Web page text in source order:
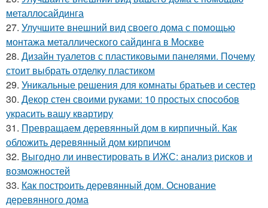
металлосайдинга
27. Улучшите внешний вид своего дома с помощью
монтажа металлического сайдинга в Москве
28. Дизайн туалетов с пластиковыми панелями. Почему
стоит выбрать отделку пластиком
29. Уникальные решения для комнаты братьев и сестер
30. Декор стен своими руками: 10 простых способов
украсить вашу квартиру
31. Превращаем деревянный дом в кирпичный. Как
обложить деревянный дом кирпичом
32. Выгодно ли инвестировать в ИЖС: анализ рисков и
возможностей
33. Как построить деревянный дом. Основание
деревянного дома